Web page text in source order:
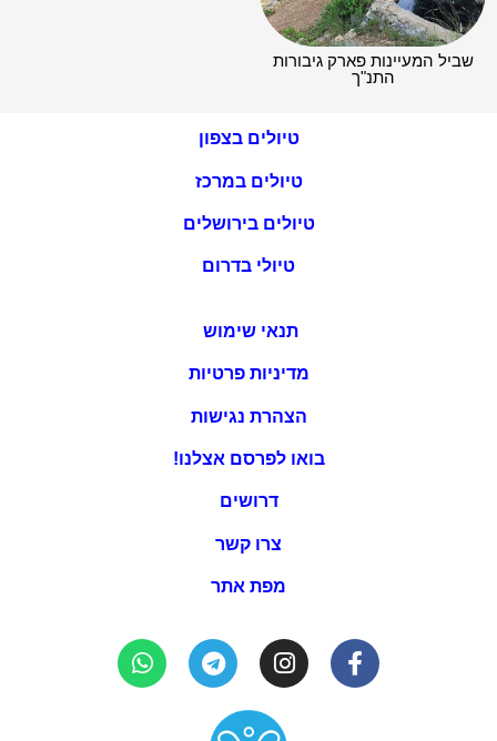
שביל המעיינות פארק גיבורות
התנ"ך
טיולים בצפון
טיולים במרכז
טיולים בירושלים
טיולי בדרום
תנאי שימוש
מדיניות פרטיות
הצהרת נגישות
בואו לפרסם אצלנו!
דרושים
צרו קשר
מפת אתר